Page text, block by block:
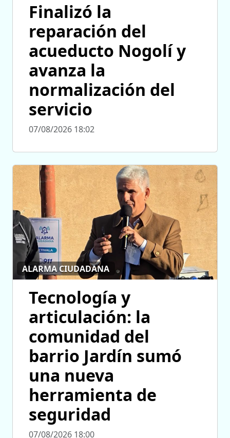
Finalizó la
reparación del
acueducto Nogolí y
avanza la
normalización del
servicio
07/08/2026 18:02
ALARMA CIUDADANA
Tecnología y
articulación: la
comunidad del
barrio Jardín sumó
una nueva
herramienta de
seguridad
07/08/2026 18:00